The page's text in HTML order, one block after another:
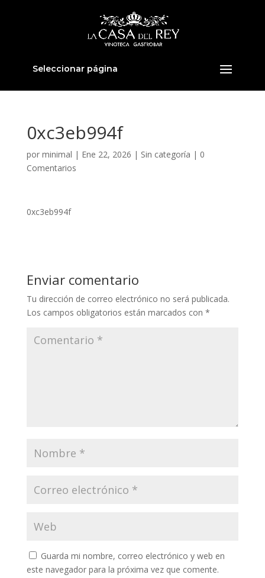
Seleccionar página
0xc3eb994f
por minimal | Ene 22, 2026 | Sin categoría | 0
Comentarios
0xc3eb994f
Enviar comentario
Tu dirección de correo electrónico no será publicada.
Los campos obligatorios están marcados con *
Guarda mi nombre, correo electrónico y web en
este navegador para la próxima vez que comente.